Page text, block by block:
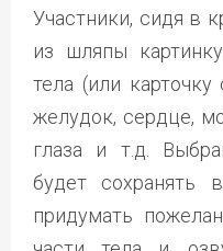
Участники, сидя в
из шляпы
тела (или
желудок, сердце,
глаза и т.д.
будет сохранять
придумать